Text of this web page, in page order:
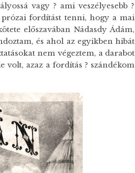
vagy ? ami veszélyesebb ?
prózai fordítást tenni, hogy a mai
előszavában Nádasdy Ádám,
és ahol az egyikben hibát
nem végeztem, a darabot
volt, azaz a fordítás ? szándékom